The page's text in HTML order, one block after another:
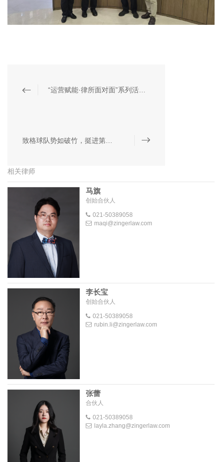
“运营赋能·律所面对面”系列活动第三期“走进致格”
致格球队势如破竹，挺进第十四届“邦信阳”杯上海律师篮球赛8强
相关律师
马旗
创始合伙人
021-50389058
maqi@zingerlaw.com
李长宝
创始合伙人
021-50389058
rubin.li@zingerlaw.com
张蕾
合伙人
021-50389058
layla.zhang@zingerlaw.com